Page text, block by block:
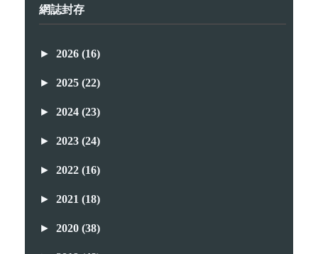
網誌封存
► 2026 (16)
► 2025 (22)
► 2024 (23)
► 2023 (24)
► 2022 (16)
► 2021 (18)
► 2020 (38)